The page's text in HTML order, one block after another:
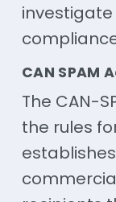
CAN SPAM
The CAN-
the rules